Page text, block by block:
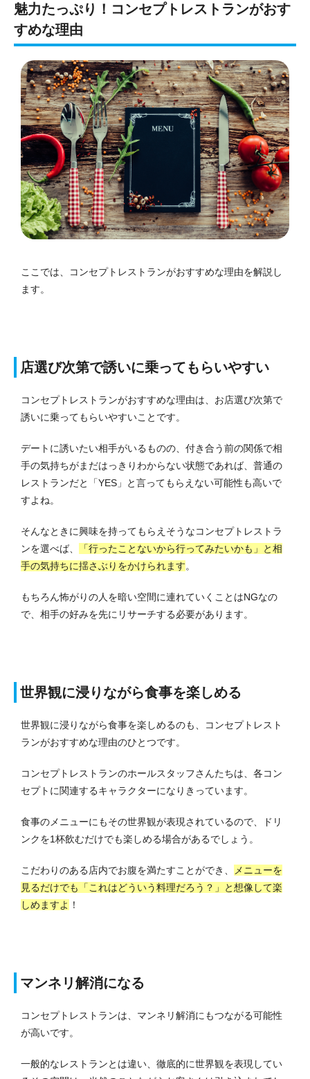
魅力たっぷり！コンセプトレストランがおす
すめな理由
ここでは、コンセプトレストランがおすすめな理由を解説し
ます。
店選び次第で誘いに乗ってもらいやすい
コンセプトレストランがおすすめな理由は、お店選び次第で
誘いに乗ってもらいやすいことです。
デートに誘いたい相手がいるものの、付き合う前の関係で相
手の気持ちがまだはっきりわからない状態であれば、普通の
レストランだと「YES」と言ってもらえない可能性も高いで
すよね。
そんなときに興味を持ってもらえそうなコンセプトレストラ
ンを選べば、
「行ったことないから行ってみたいかも」と相
手の気持ちに揺さぶりをかけられます。
もちろん怖がりの人を暗い空間に連れていくことはNGなの
で、相手の好みを先にリサーチする必要があります。
世界観に浸りながら食事を楽しめる
世界観に浸りながら食事を楽しめるのも、コンセプトレスト
ランがおすすめな理由のひとつです。
コンセプトレストランのホールスタッフさんたちは、各コン
セプトに関連するキャラクターになりきっています。
食事のメニューにもその世界観が表現されているので、ドリ
ンクを1杯飲むだけでも楽しめる場合があるでしょう。
こだわりのある店内でお腹を満たすことができ、
メニューを
見るだけでも「これはどういう料理だろう？」と想像して楽
しめますよ ！
マンネリ解消になる
コンセプトレストランは、マンネリ解消にもつながる可能性
が高いです。
一般的なレストランとは違い、徹底的に世界観を表現してい